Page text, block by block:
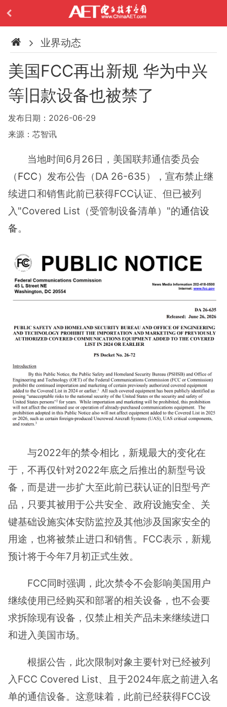
业界动态
美国FCC再出新规 华为中兴
等旧款设备也被禁了
发布日期：2026-06-29
来源：芯智讯
当地时间6月26日，美国联邦通信委员会
（FCC）发布公告（DA 26-635），宣布禁止继
续进口和销售此前已获得FCC认证、但已被列
入"Covered List（受管制设备清单）"的通信设
备。
与2022年的禁令相比，新规最大的变化在
于，不再仅针对2022年底之后推出的新型号设
备，而是进一步扩大至此前已获认证的旧型号产
品，只要其被用于公共安全、政府设施安全、关
键基础设施实体安防监控及其他涉及国家安全的
用途，也将被禁止进口和销售。FCC表示，新规
预计将于今年7月初正式生效。
FCC同时强调，此次禁令不会影响美国用户
继续使用已经购买和部署的相关设备，也不会要
求拆除现有设备，仅禁止相关产品未来继续进口
和进入美国市场。
根据公告，此次限制对象主要针对已经被列
入FCC Covered List、且于2024年底之前进入名
单的通信设备。这意味着，此前已经获得FCC设